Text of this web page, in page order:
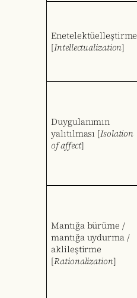
Enetelektüelleştirme
[Intellectualization]
Duygulanımın
yalıtılması [Isolation
of affect]
Mantığa bürüme /
mantığa uydurma /
aklileştirme
[Rationalization]